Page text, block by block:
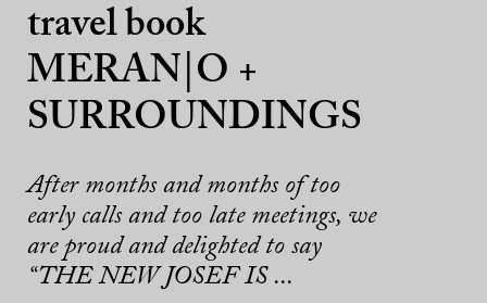
travel book
MERAN|O +
SURROUNDINGS
After months and months of too
early calls and too late meetings, we
are proud and delighted to say
“THE NEW JOSEF IS ...